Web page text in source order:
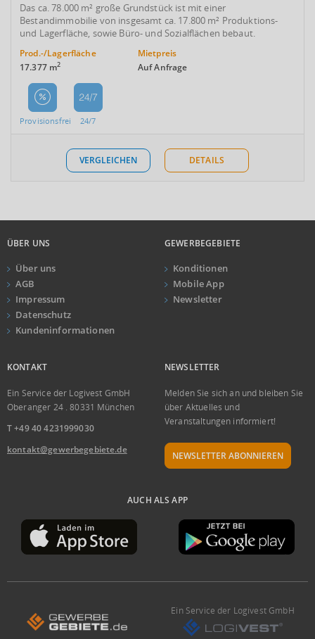
Das ca. 78.000 m² große Grundstück ist mit einer
Bestandimmobilie von insgesamt ca. 17.800 m² Produktions-
und Lagerfläche, sowie Büro- und Sozialflächen bebaut.
Prod.-/Lagerfläche
17.377 m2
Mietpreis
Auf Anfrage
Provisionsfrei 24/7
VERGLEICHEN DETAILS
ÜBER UNS
Über uns
AGB
Impressum
Datenschutz
Kundeninformationen
GEWERBEGEBIETE
Konditionen
Mobile App
Newsletter
KONTAKT
Ein Service der Logivest GmbH
Oberanger 24 . 80331 München
T +49 40 4231999030
kontakt@gewerbegebiete.de
NEWSLETTER
Melden Sie sich an und bleiben Sie
über Aktuelles und
Veranstaltungen informiert!
NEWSLETTER ABONNIEREN
AUCH ALS APP
Ein Service der Logivest GmbH